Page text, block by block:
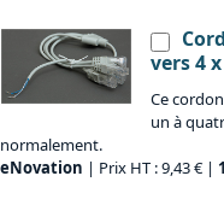
vers 4 x
Ce
un à
normalement.
eNovation | Prix HT : 9,43 € |